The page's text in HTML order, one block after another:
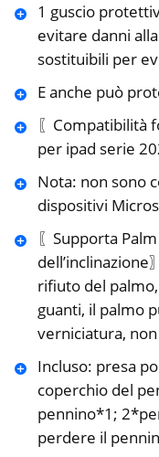
1 guscio
evitare danni
sostituibili per
E anche può
〖Compatibilità
per ipad serie
Nota: non sono
dispositivi
〖Supporta
dell’inclinazione
rifiuto del
guanti, il palmo
verniciatura,
Incluso: presa
coperchio del
pennino*1;
perdere il